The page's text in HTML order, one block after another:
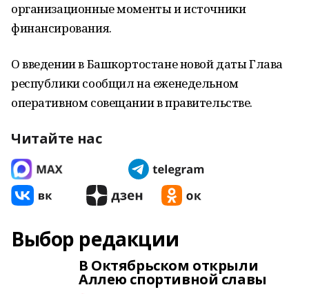
организационные моменты и источники
финансирования.
О введении в Башкортостане новой даты Глава
республики сообщил на еженедельном
оперативном совещании в правительстве.
Читайте нас
Выбор редакции
В Октябрьском открыли
Аллею спортивной славы